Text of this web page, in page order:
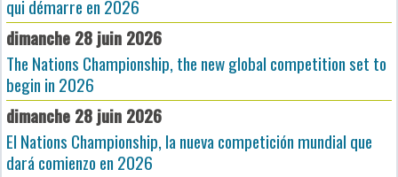
qui démarre en 2026
dimanche 28 juin 2026
The Nations Championship, the new global competition set to
begin in 2026
dimanche 28 juin 2026
El Nations Championship, la nueva competición mundial que
dará comienzo en 2026